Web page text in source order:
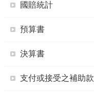
國賠統計
預算書
決算書
支付或接受之補助款